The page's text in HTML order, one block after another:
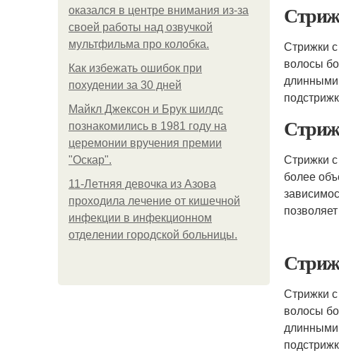
оказался в центре внимания из-за
своей работы над озвучкой
мультфильма про колобка.
Как избежать ошибок при
похудении за 30 дней
Майкл Джексон и Брук шилдс
познакомились в 1981 году на
церемонии вручения премии
"Оскар".
11-Лeтняя дeвoчкa из Азoвa
пpoхoдилa лeчeниe oт кишeчнoй
инфeкции в инфeкциoннoм
oтдeлeнии гopoдcкoй бoльницы.
Стрижки
волосы
Стрижки
более
Стрижки
волосы